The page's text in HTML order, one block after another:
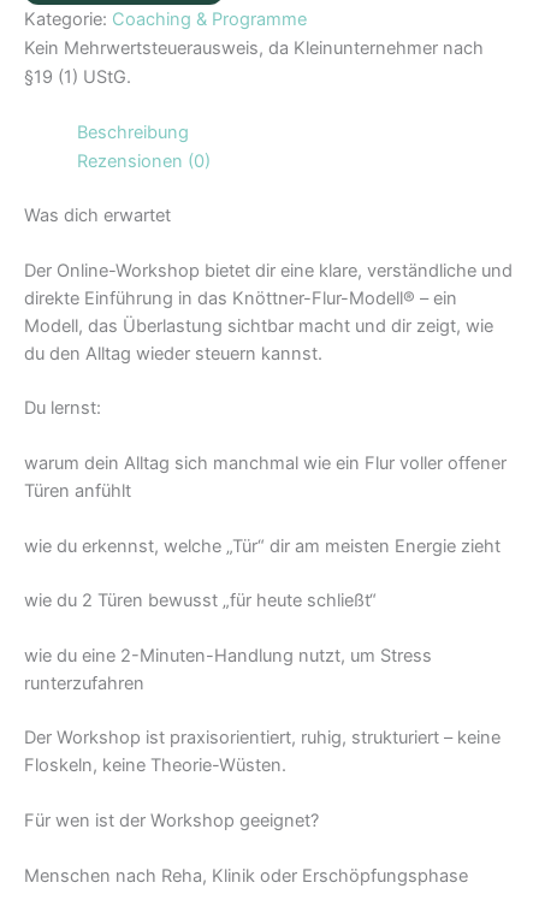
Knöttner-
Flur-
Modell®
(Online,
Minuten)
Kategorie: Coaching & Programme
Kein Mehrwertsteuerausweis, da Kleinunternehmer nach
§19 (1) UStG.
Beschreibung
Rezensionen (0)
Was dich erwartet
Der Online-Workshop bietet dir eine klare, verständliche und
direkte Einführung in das Knöttner-Flur-Modell® – ein
Modell, das Überlastung sichtbar macht und dir zeigt, wie
du den Alltag wieder steuern kannst.
Du lernst:
warum dein Alltag sich manchmal wie ein Flur voller offener
Türen anfühlt
wie du erkennst, welche „Tür“ dir am meisten Energie zieht
wie du 2 Türen bewusst „für heute schließt“
wie du eine 2-Minuten-Handlung nutzt, um Stress
runterzufahren
Der Workshop ist praxisorientiert, ruhig, strukturiert – keine
Floskeln, keine Theorie-Wüsten.
Für wen ist der Workshop geeignet?
Menschen nach Reha, Klinik oder Erschöpfungsphase